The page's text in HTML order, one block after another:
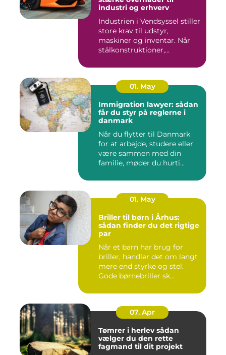
industri og erhverv
Industrien i Vendsyssel stiller
store krav til udstyr,
maskiner og inventar. Når
stålkonstruktioner,...
01. May
Immigration lawyer: sådan
får du styr på reglerne i
danmark
Når du flytter til Danmark
for at arbejde, studere eller
være sammen med din
familie, møder du hurti...
01. May
Briller til børn i Århus:
sådan finder du det rigtige
par
Når et barn har brug for
briller, handler det om langt
mere end styrke og stel.
Gode børnebriller sk...
07. Apr
Tømrer i herlev sådan
vælger du den rette
fagmand til dit projekt